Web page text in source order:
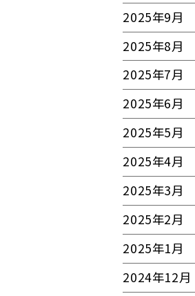
2025年9月
2025年8月
2025年7月
2025年6月
2025年5月
2025年4月
2025年3月
2025年2月
2025年1月
2024年12月